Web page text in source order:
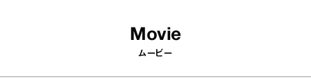
Movie
ムービー